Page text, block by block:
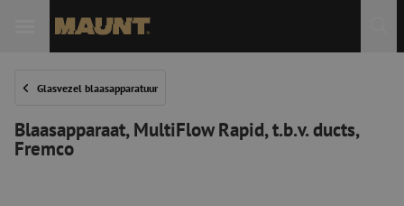
Glasvezel blaasapparatuur
Blaasapparaat, MultiFlow Rapid, t.b.v. ducts,
Fremco